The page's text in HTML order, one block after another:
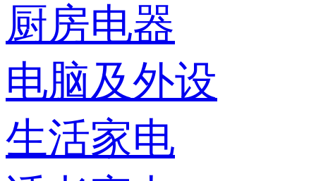
厨房电器
电脑及外设
生活家电